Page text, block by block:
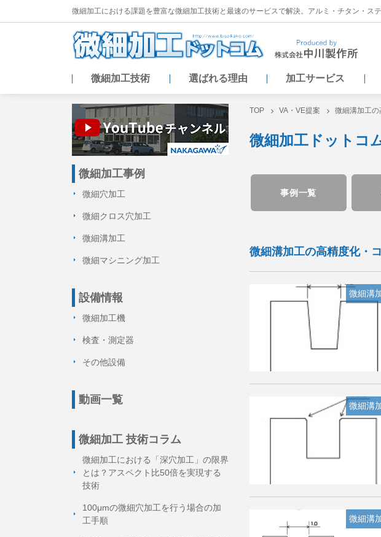
微細加工における課題を豊富な微細加工技術と 最速のサービスで解決。アルミ・チタン・ス
微細加工技術 選ばれる理由 加工サービス
TOP VA・VE提案 微細溝加工
微細加工ドットコ
事例一覧
微細溝加工の高精度化・
微細溝
微細溝
微細溝
微細加工事例
微細穴加工
微細クロス穴加工
微細溝加工
微細マシニング加工
設備情報
微細加工機
検査・測定器
その他設備
動画一覧
微細加工 技術コラム
微細加工における「深穴加工」の限界
とは？アスペクト比50倍を実現する
技術
100μmの微細穴加工を行う場合の加
工手順